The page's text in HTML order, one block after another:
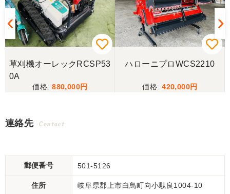
草刈機オーレックRCSP53
0A
880,000
ハローニプロWCS2210
420,000
連絡先 Contact
郵便番号 501-5126
住所 岐阜県郡上市白鳥町向小駄良1004-10